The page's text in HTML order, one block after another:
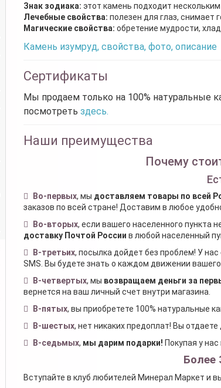
Знак зодиака: этот камень подходит нескольким
Лечебные свойства: полезен для глаз, снимает
Магические свойства: обретение мудрости,
Камень изумруд, свойства, фото, описание
Сертификаты
Мы продаем только на 100% натуральные
посмотреть здесь.
Наши преимущества
Почему
Во-первых, мы доставляем товары по всей
заказов по всей стране! Доставим в любое
Во-вторых, если вашего населенного пункта
доставку Почтой России в любой населенный
В-третьих, посылка дойдет без проблем! У
SMS. Вы будете знать о каждом движении вашего
В-четвертых, мы возвращаем деньги за
вернется на ваш личный счет внутри магазина.
В-пятых, вы приобретете 100% натуральные
В-шестых, нет никаких предоплат! Вы
В-седьмых, мы дарим подарки! Покупая у
Более
Вступайте в клуб любителей Минерал Маркет и